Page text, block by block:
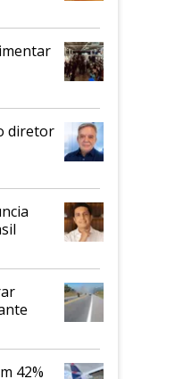
diretor
42%